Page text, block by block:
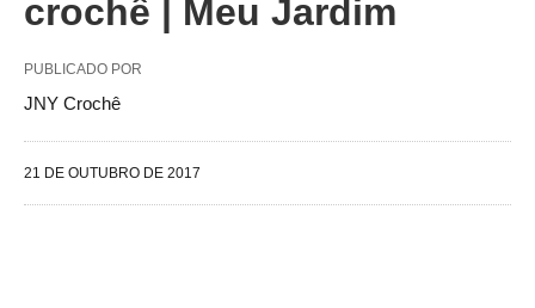
crochê | Meu Jardim
PUBLICADO POR
JNY Crochê
21 DE OUTUBRO DE 2017